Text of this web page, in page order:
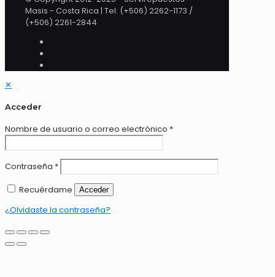
Masis - Costa Rica | Tel: (+506) 2262-1173 /
(+506) 2261-2844
✕
Acceder
Nombre de usuario o correo electrónico *
Contraseña *
Recuérdame
Acceder
¿Olvidaste la contraseña?